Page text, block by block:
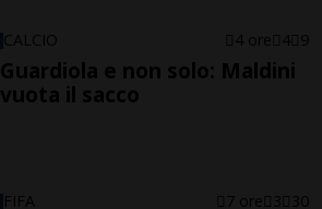
CALCIO 4 ore 4 9
Guardiola e non solo: Maldini
vuota il sacco
FIFA 7 ore 3 30